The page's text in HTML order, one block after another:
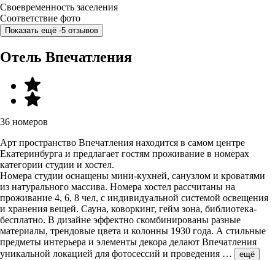
Своевременность заселения
Соответствие фото
Показать ещё -5 отзывов
Отель Впечатления
36 номеров
Арт пространство Впечатления находится в самом центре
Екатеринбурга и предлагает гостям проживание в номерах
категории студии и хостел.
Номера студии оснащены мини-кухней, санузлом и кроватями
из натурального массива. Номера хостел рассчитаны на
проживание 4, 6, 8 чел, с индивидуальной системой освещения
и хранения вещей. Сауна, коворкинг, гейм зона, библиотека-
бесплатно. В дизайне эффектно скомбинированы разные
материалы, трендовые цвета и колонны 1930 года. А стильные
предметы интерьера и элементы декора делают Впечатления
уникальной локацией для фотосессий и проведения … ещё